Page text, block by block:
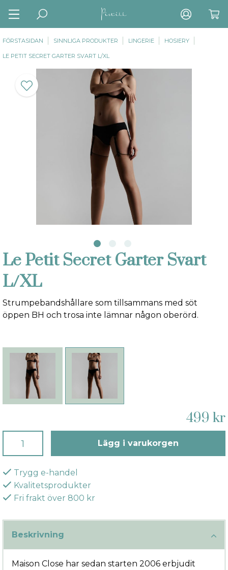
FÖRSTASIDAN SINNLIGA PRODUKTER LINGERIE HOSIERY
LE PETIT SECRET GARTER SVART L/XL
Le Petit Secret Garter Svart
L/XL
Strumpebandshållare som tillsammans med söt
öppen BH och trosa inte lämnar någon oberörd.
499 kr
Lägg i varukorgen
Trygg e-handel
Kvalitetsprodukter
Fri frakt över 800 kr
Beskrivning
Maison Close har sedan starten 2006 erbjudit